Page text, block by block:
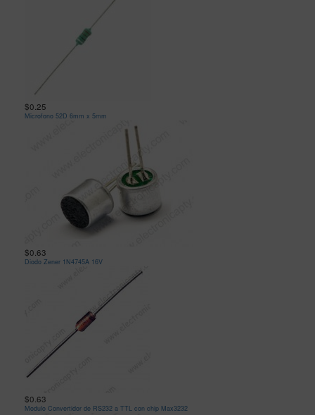
$0.25
Microfono 52D 6mm x 5mm
$0.63
Diodo Zener 1N4745A 16V
$0.63
Modulo Convertidor de RS232 a TTL con chip Max3232